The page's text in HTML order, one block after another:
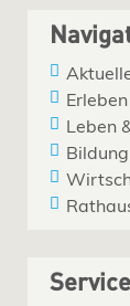
Leben
Service